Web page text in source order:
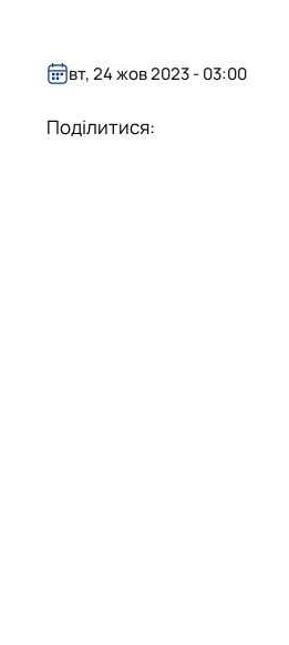
вт, 24 жов 2023 - 03:00
Поділитися: